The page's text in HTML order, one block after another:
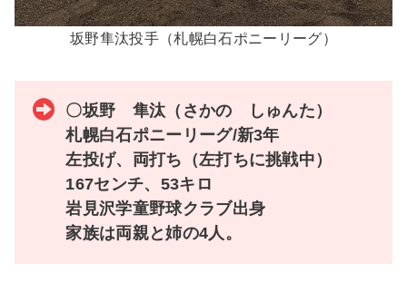
坂野隼汰投手（札幌白石ポニーリーグ）
〇坂野 隼汰（さかの しゅんた）
札幌白石ポニーリーグ/新3年
左投げ、両打ち（左打ちに挑戦中）
167センチ、53キロ
岩見沢学童野球クラブ出身
家族は両親と姉の4人。